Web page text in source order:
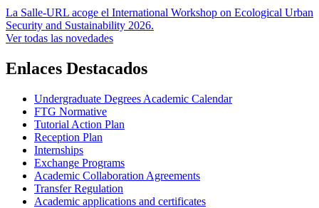
La Salle-URL acoge el International Workshop on Ecological Urban
Security and Sustainability 2026.
Ver todas las novedades
Enlaces Destacados
Undergraduate Degrees Academic Calendar
FTG Normative
Tutorial Action Plan
Reception Plan
Internships
Exchange Programs
Academic Collaboration Agreements
Transfer Regulation
Academic applications and certificates